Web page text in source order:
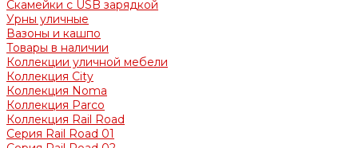
Скамейки с USB зарядкой
Урны уличные
Вазоны и кашпо
Товары в наличии
Коллекции уличной мебели
Коллекция City
Коллекция Noma
Коллекция Parco
Коллекция Rail Road
Серия Rail Road 01